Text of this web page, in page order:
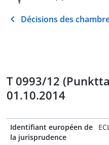
Décisions des
T 0993/12
01.10.2014
Identifiant européen de
la jurisprudence